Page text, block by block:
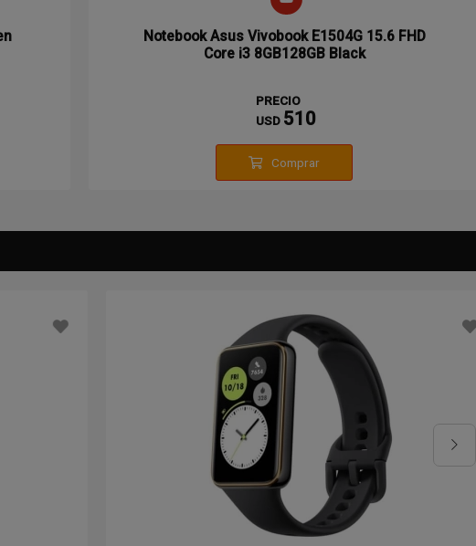
Notebook Asus Vivobook E1504G 15.6 FHD
Core i3 8GB128GB Black
PRECIO
USD510
Comprar